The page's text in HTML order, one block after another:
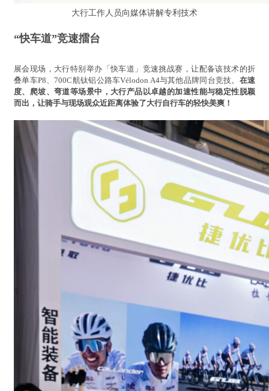
大行工作人员向媒体讲解专利技术
“快车道”竞速擂台
展会现场，大行特别举办「快车道」竞速挑战赛，让配备该技术的折
叠单车P8、700C航钛铝公路车Vélodon A4与其他品牌同台竞技。 在速
度、爬坡、弯道等场景中，大行产品以卓越的加速性能与稳定性脱颖
而出，让骑手与现场观众近距离体验了大行自行车的轻快美爽！